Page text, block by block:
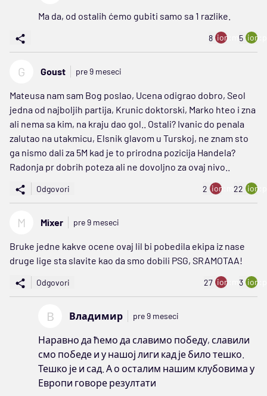
Ma da, od ostalih ćemo gubiti samo sa 1 razlike.
8 ion:minus
5
G Goust pre 9 meseci
Mateusa nam sam Bog poslao, Ucena odigrao dobro, Seol
jedna od najboljih partija, Krunic doktorski, Marko hteo i zna
ali nema sa kim, na kraju dao gol.. Ostali? Ivanic do penala
zalutao na utakmicu, Elsnik glavom u Turskoj, ne znam sto
ga nismo dali za 5M kad je to prirodna pozicija Handela?
Radonja pr dobrih poteza ali ne dovoljno za ovaj nivo..
Odgovori 2 ion:minus
22
M Mixer pre 9 meseci
Bruke jedne kakve ocene ovaj lil bi pobedila ekipa iz nase
druge lige sta slavite kao da smo dobili PSG, SRAMOTAA!
Odgovori 27 ion:minus
3
В Владимир pre 9 meseci
Наравно да ћемо да славимо победу, славили
смо победе и у нашој лиги кад је било тешко.
Тешко је и сад. А о осталим нашим клубовима у
Европи говоре резултати